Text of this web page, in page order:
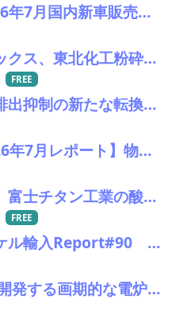
(速報)2026年7月国内新車販売 41万7千台 前年同月比7%増加 4か月連続プラス
アルコニックス、東北化工粉砕工場の火災被害状況を報告―摩擦材事業２ラインで復旧の見通し立たず
FREE
フロン類排出抑制の新たな転換点、廃棄時回収の徹底と再生冷媒循環の構築へ―経産省が中間取り纏め
【BIR2026年7月レポート】物流コスト増がリサイクル市場に影響
石原産業、富士チタン工業の酸化チタン事業から撤退へ
FREE
硫酸ニッケル輸入Report#90 2026年中盤輸入回復の兆し
JEMCOが開発する画期的な電炉ダスト（EAFD）処理技術